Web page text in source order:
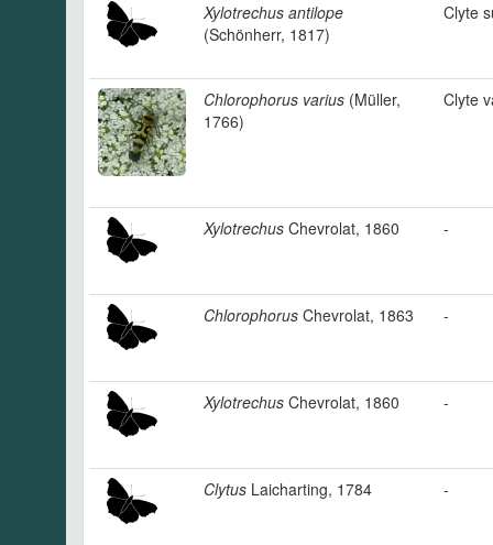
Xylotrechus antilope
(Schönherr, 1817)
Clyte
Chlorophorus varius (Müller,
1766)
Clyte
Xylotrechus Chevrolat, 1860 -
Chlorophorus Chevrolat, 1863 -
Xylotrechus Chevrolat, 1860 -
Clytus Laicharting, 1784 -